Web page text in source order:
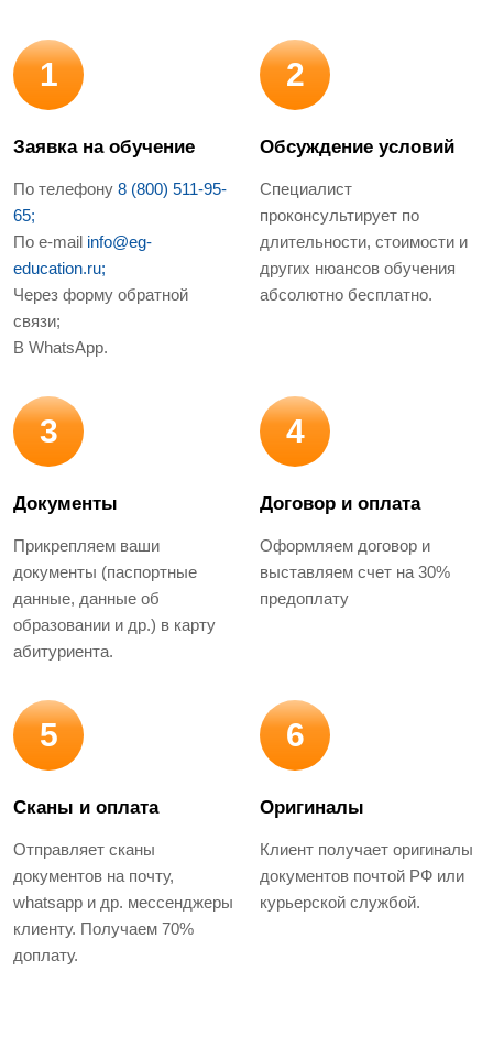
1
Заявка на обучение
По телефону 8 (800) 511-95-
65;
По e-mail info@eg-
education.ru;
Через форму обратной
связи;
В WhatsApp.
2
Обсуждение условий
Специалист
проконсультирует по
длительности, стоимости и
других нюансов обучения
абсолютно бесплатно.
3
Документы
Прикрепляем ваши
документы (паспортные
данные, данные об
образовании и др.) в карту
абитуриента.
4
Договор и оплата
Оформляем договор и
выставляем счет на 30%
предоплату
5
Сканы и оплата
Отправляет сканы
документов на почту,
whatsapp и др. мессенджеры
клиенту. Получаем 70%
доплату.
6
Оригиналы
Клиент получает оригиналы
документов почтой РФ или
курьерской службой.